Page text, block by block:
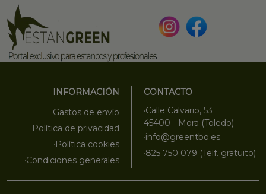
INFORMACIÓN
·Gastos de envío
·Política de privacidad
·Política cookies
·Condiciones generales
CONTACTO
·Calle Calvario, 53
45400 - Mora (Toledo)
·info@greentbo.es
·825 750 079 (Telf. gratuito)